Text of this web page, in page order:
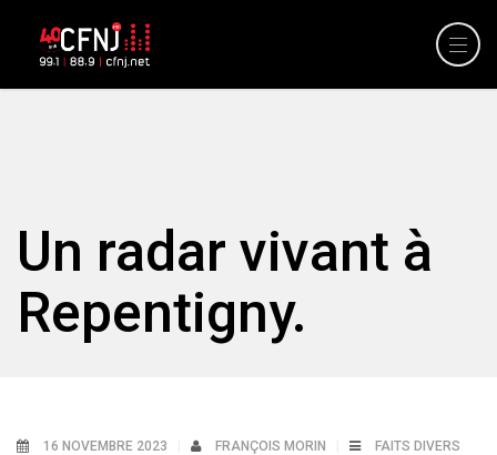
Un radar vivant à
Repentigny.
16 NOVEMBRE 2023 FRANÇOIS MORIN FAITS DIVERS